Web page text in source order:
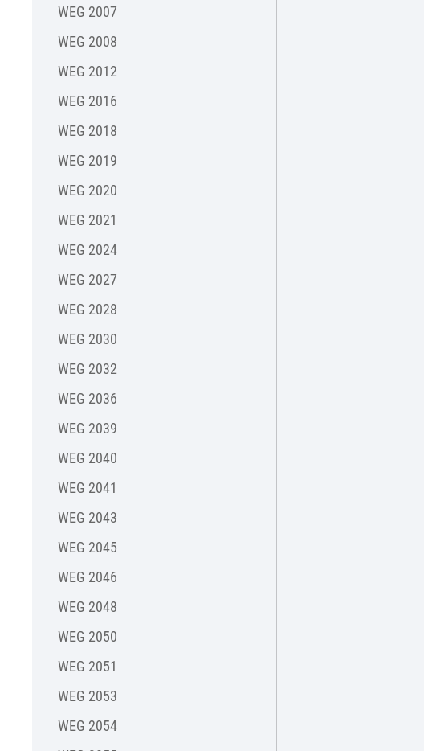
WEG 2007
WEG 2008
WEG 2012
WEG 2016
WEG 2018
WEG 2019
WEG 2020
WEG 2021
WEG 2024
WEG 2027
WEG 2028
WEG 2030
WEG 2032
WEG 2036
WEG 2039
WEG 2040
WEG 2041
WEG 2043
WEG 2045
WEG 2046
WEG 2048
WEG 2050
WEG 2051
WEG 2053
WEG 2054